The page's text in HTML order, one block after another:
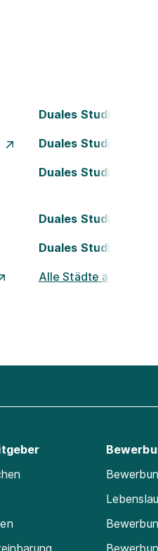
Duales Studium
Duales Studium
Duales Studium
Duales Studium St.
Duales Studium Wels
Alle Städte ansehen